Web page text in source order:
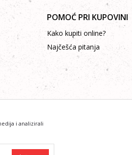
POMOĆ PRI KUPOVINI
Kako kupiti online?
Najčešća pitanja
i analizirali